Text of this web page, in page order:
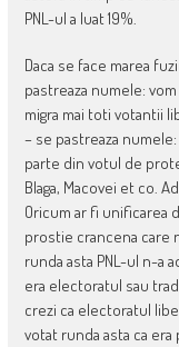
PNL-ul a luat 19%.
Daca se face marea
pastreaza numele:
migra mai toti votantii
– se pastreaza
parte din votul de
Blaga, Macovei et co.
Oricum ar fi unificarea
prostie crancena care
runda asta PNL-ul n-a
era electoratul sau
crezi ca electoratul
votat runda asta ca